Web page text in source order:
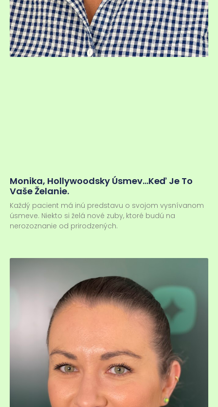
Monika, Hollywoodsky Úsmev…keď Je To
Vaše Želanie.
Každý pacient má inú predstavu o svojom vysnívanom
úsmeve. Niekto si želá nové zuby, ktoré budú na
nerozoznanie od prirodzených.